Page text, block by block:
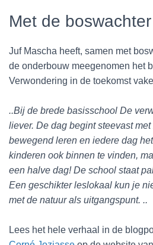
Met de
Juf Mascha heeft, samen met
de onderbouw meegenomen het
Verwondering in de toekomst
..Bij de brede basisschool De
liever. De dag begint steevast
bewegend leren en iedere dag
kinderen ook binnen te vinden,
een halve dag! De school staat
Een geschikter leslokaal kun je
met de natuur als uitgangspunt. ..
Lees het hele verhaal in de